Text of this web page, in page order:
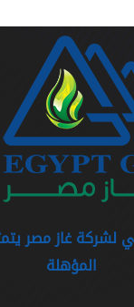
لشركة غاز مصر
المؤهلة